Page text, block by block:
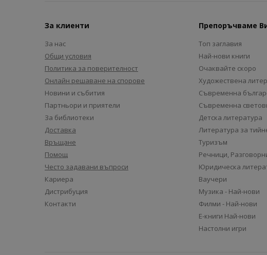
За клиенти
За нас
Общи условия
Политика за поверителност
Онлайн решаване на спорове
Новини и събития
Партньори и приятели
За библиотеки
Доставка
Връщане
Помощ
Често задавани въпроси
Кариера
Дистрибуция
Контакти
Препоръчваме
Топ заглавия
Най-нови книги
Очаквайте скоро
Художествена
Съвременна
Съвременна
Детска литература
Литература за
Туризъм
Речници,
Юридическа
Ваучери
Музика - Най-нови
Филми - Най-нови
Е-книги Най-нови
Настолни игри